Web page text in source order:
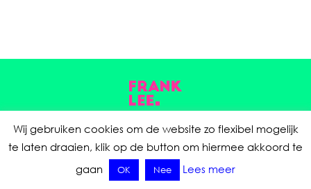
Wij gebruiken cookies om de website zo flexibel mogelijk
te laten draaien, klik op de button om hiermee akkoord te
gaan
OK Nee Lees meer
© Frank Lee |hallo@franklee.nl Privacyverklaring